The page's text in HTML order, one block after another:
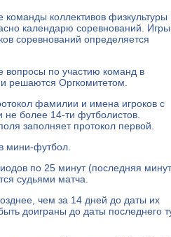
коллективов физкультуры
календарю соревнований. Игры
соревнований определяется
вопросы по участию команд в
решаются Оргкомитетом.
фамилии и имена игроков с
более 14-ти футболистов.
заполняет протокол первой.
мини-футбол.
по 25 минут (последняя
судьями матча.
чем за 14 дней до даты их
доиграны до даты последнего